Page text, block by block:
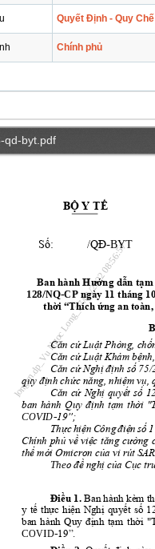
Quyết Định - Quy Chế
Chính phủ